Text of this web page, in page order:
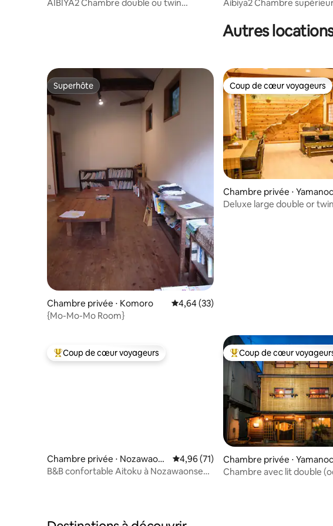
AIBIYA2 Chambre double ou twin
Aibiya2 Chambre
Autres
Superhôte
Superhôte
Chambre privée ⋅ Komoro Évaluation moyenne sur la base de 33
4,64 (33)
{Mo-Mo-Mo Room}
Coup de cœur voyageurs
Coup de cœur voyageurs
Chambre privée ⋅
Deluxe large double or
Coups de cœur voyageurs les plus appréciés
Coup de cœur voyageurs
Chambre privée ⋅ Nozawaons
en
Évaluation moyenne sur la base de 71
4,96 (71)
B&B confortable Aitoku à Nozawaonsen-
Coups de cœur voyageurs
Coup de cœur
Chambre privée ⋅
Chambre avec lit double